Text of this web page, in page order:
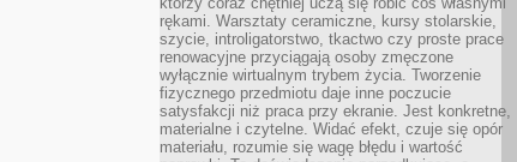
rękami. Warsztaty ceramiczne, kursy stolarskie,
szycie, introligatorstwo, tkactwo czy proste prace
renowacyjne przyciągają osoby zmęczone
wyłącznie wirtualnym trybem życia. Tworzenie
fizycznego przedmiotu daje inne poczucie
satysfakcji niż praca przy ekranie. Jest konkretne,
materialne i czytelne. Widać efekt, czuje się opór
materiału, rozumie się wagę błędu i wartość